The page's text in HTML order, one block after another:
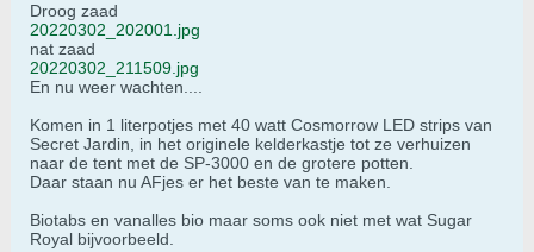
Droog zaad
20220302_202001.jpg
nat zaad
20220302_211509.jpg
En nu weer wachten....
Komen in 1 literpotjes met 40 watt Cosmorrow LED strips van
Secret Jardin, in het originele kelderkastje tot ze verhuizen
naar de tent met de SP-3000 en de grotere potten.
Daar staan nu AFjes er het beste van te maken.
Biotabs en vanalles bio maar soms ook niet met wat Sugar
Royal bijvoorbeeld.